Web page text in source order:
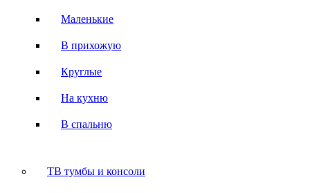
Маленькие
В прихожую
Круглые
На кухню
В спальню
ТВ тумбы и консоли